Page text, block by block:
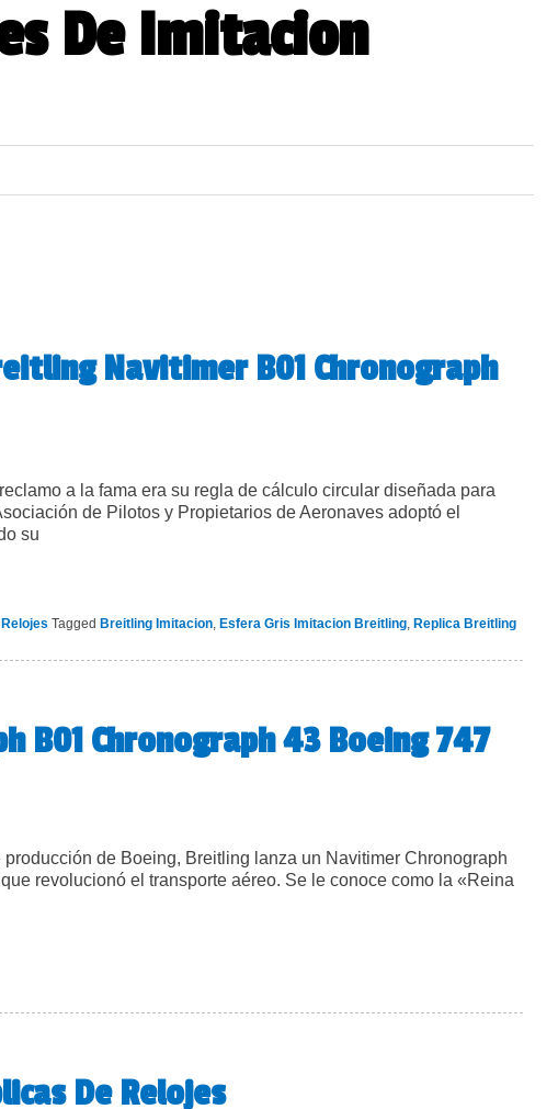
De Imitacion
Navitimer B01 Chronograph
a la fama era su regla de cálculo circular diseñada para
de Pilotos y Propietarios de Aeronaves adoptó el
su
Tagged Breitling Imitacion, Esfera Gris Imitacion Breitling, Replica Breitling
B01 Chronograph 43 Boeing 747
de Boeing, Breitling lanza un Navitimer Chronograph
revolucionó el transporte aéreo. Se le conoce como la «Reina
De Relojes